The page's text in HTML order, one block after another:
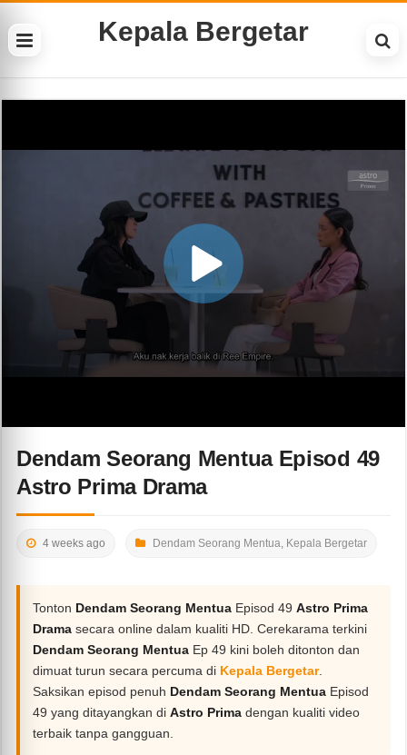
Kepala Bergetar
Dendam Seorang Mentua Episod 49
Astro Prima Drama
4 weeks ago Dendam Seorang Mentua, Kepala Bergetar
Tonton Dendam Seorang Mentua Episod 49Astro Prima
Drama secara online dalam kualiti HD. Cerekarama terkini
Dendam Seorang Mentua Ep 49 kini boleh ditonton dan
dimuat turun secara percuma di Kepala Bergetar.
Saksikan episod penuh Dendam Seorang Mentua Episod
49 yang ditayangkan diAstro Prima dengan kualiti video
terbaik tanpa gangguan.